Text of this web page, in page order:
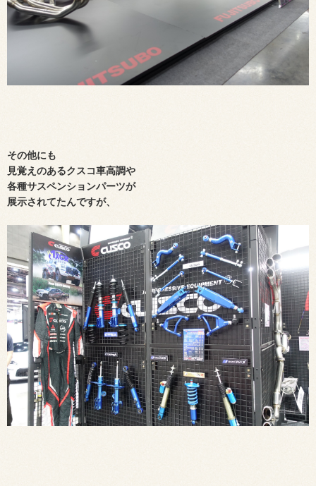
その他にも
見覚えのあるクスコ車高調や
各種サスペンションパーツが
展示されてたんですが、